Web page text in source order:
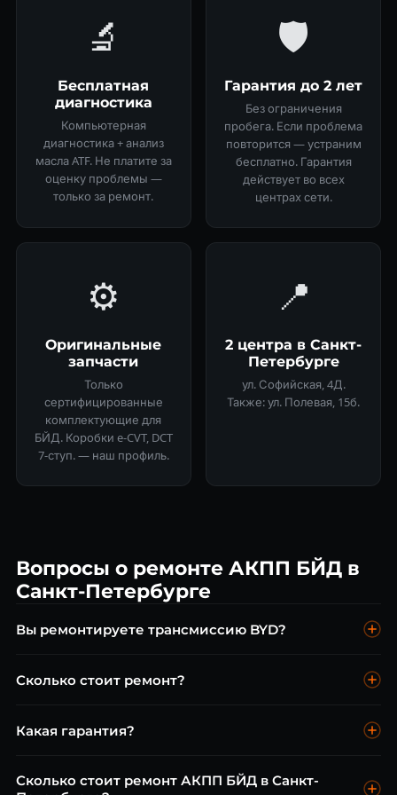
🔬
Бесплатная
диагностика
Компьютерная
диагностика + анализ
масла ATF. Не платите за
оценку проблемы —
только за ремонт.
🛡
Гарантия до 2 лет
Без ограничения
пробега. Если проблема
повторится — устраним
бесплатно. Гарантия
действует во всех
центрах сети.
⚙️
Оригинальные
запчасти
Только
сертифицированные
комплектующие для
БЙД. Коробки e-CVT, DCT
7-ступ. — наш профиль.
📍
2 центра в Санкт-
Петербурге
ул. Софийская, 4Д.
Также: ул. Полевая, 15б.
Вопросы о ремонте АКПП БЙД в
Санкт-Петербурге
Вы ремонтируете трансмиссию BYD?
Сколько стоит ремонт?
диагностики.
Какая гарантия?
Сколько стоит ремонт АКПП БЙД в Санкт-